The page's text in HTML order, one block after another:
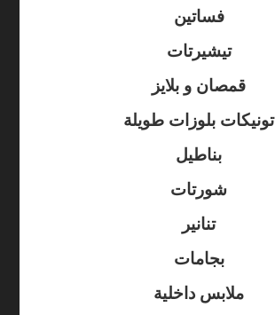
فساتين
تيشيرتات
قمصان و بلايز
تونيكات بلوزات طويلة
بناطيل
شورتات
تنانير
بجامات
ملابس داخلية